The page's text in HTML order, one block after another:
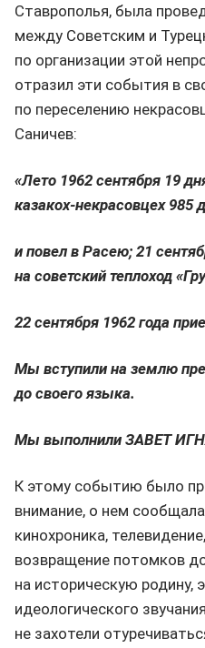
Ставрополья, была
между Советским и
по организации этой
отразил эти события в
по переселению
Саничев:
«Лето 1962 сентября 19
казакох-некрасовцех 985
и повел в Расею; 21
на советский теплоход
22 сентября 1962 года
Мы вступили на землю
до своего языка.
Мы выполнили ЗАВЕТ
К этому событию было
внимание, о нем
кинохроника,
возвращение потомков
на историческую родину,
идеологического
не захотели